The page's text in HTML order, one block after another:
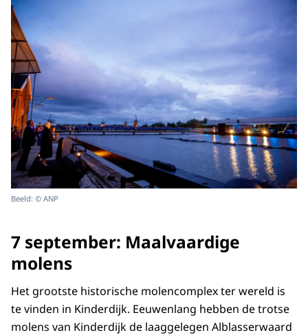
Beeld: © ANP
7 september: Maalvaardige
molens
Het grootste historische molencomplex ter wereld is
te vinden in Kinderdijk. Eeuwenlang hebben de trotse
molens van Kinderdijk de laaggelegen Alblasserwaard